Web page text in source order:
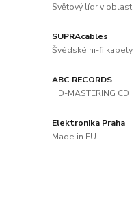
Světový lídr v
SUPRAcables
Švédské hi-fi
ABC RECORDS
HD-MASTERING CD
Elektronika Praha
Made in EU